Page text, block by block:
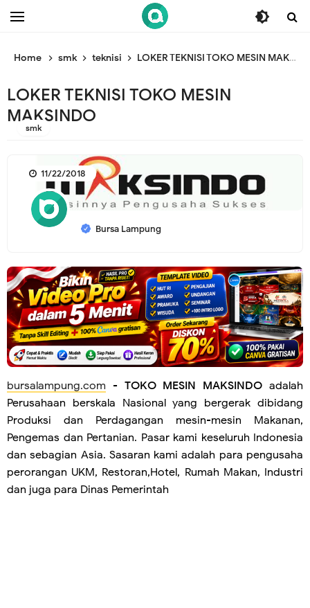
/* ganti br end */
Home smk teknisi LOKER TEKNISI TOKO MESIN MAKSINDO
LOKER TEKNISI TOKO MESIN
MAKSINDO
smk
Bursa Lampung
11/22/2018
bursalampung.com - TOKO MESIN MAKSINDO adalah
Perusahaan berskala Nasional yang bergerak dibidang
Produksi dan Perdagangan mesin-mesin Makanan,
Pengemas dan Pertanian. Pasar kami keseluruh Indonesia
dan sebagian Asia. Sasaran kami adalah para pengusaha
perorangan UKM, Restoran,Hotel, Rumah Makan, Industri
dan juga para Dinas Pemerintah